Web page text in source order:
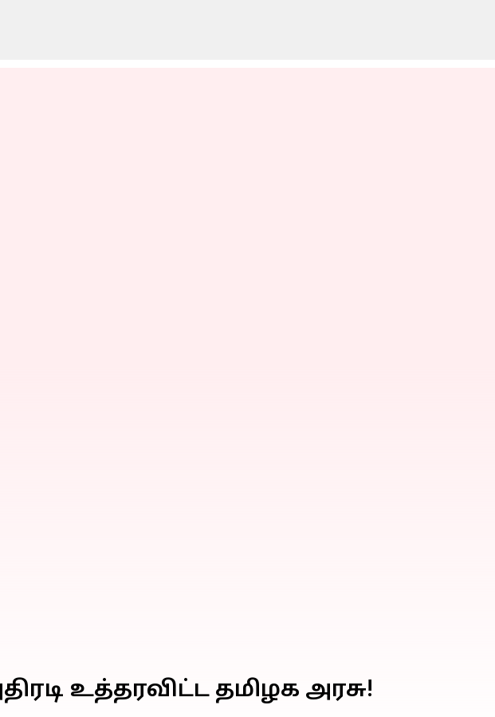
உத்தரவிட்ட தமிழக அரசு!